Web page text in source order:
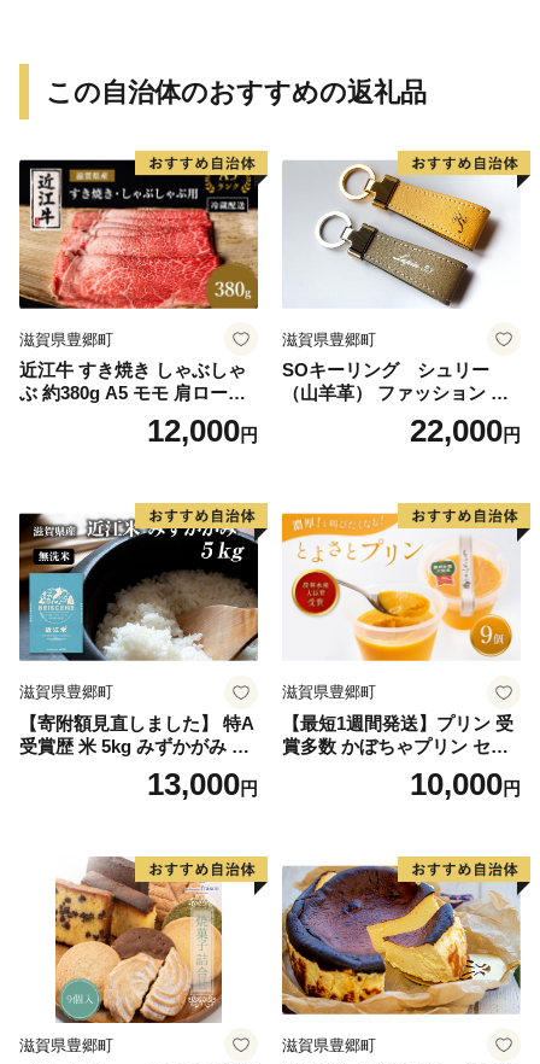
この自治体のおすすめの返礼品
滋賀県豊郷町
近江牛 すき焼き しゃぶしゃ
ぶ 約380g A5 モモ 肩ロース
肉の千石屋 牛肉 黒毛和牛
12,000円
滋賀県豊郷町
SOキーリング シュリー
（山羊革） ファッション 小
物 アクセサリー 雑貨 日用品
文房具 レザー 高級革 名入れ
22,000円
滋賀県豊郷町
【寄附額見直しました】 特A
受賞歴 米 5kg みずかがみ 無
洗米 令和7年産 お米 ミズカ
ガミ 近江米 こめ コメ
13,000円
滋賀県豊郷町
【最短1週間発送】プリン 受
賞多数 かぼちゃプリン セッ
ト とよさとプリン満足セッ
10,000円
滋賀県豊郷町 滋賀県豊郷町